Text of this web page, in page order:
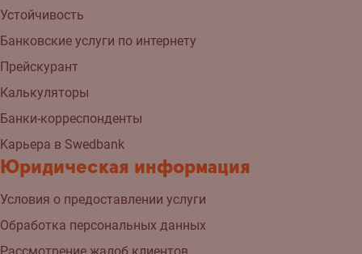
Устойчивость
Банковские услуги по интернету
Прейскурант
Калькуляторы
Банки-корреспонденты
Kарьера в Swedbank
Юридическая информация
Условия о предоставлении услуги
Обработка персональных данных